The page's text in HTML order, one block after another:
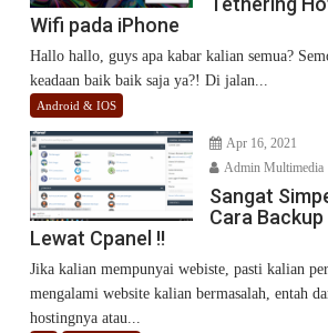
Wifi pada iPhone
Hallo hallo, guys apa kabar kalian semua?
keadaan baik baik saja ya?! Di jalan...
Android & IOS
Apr 16, 2021
Admin Multimedia
Sangat
Cara
Lewat Cpanel !!
Jika kalian mempunyai webiste, pasti kalian
mengalami website kalian bermasalah, entah
hostingnya atau...